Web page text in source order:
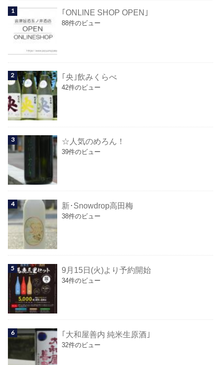
｢ONLINE SHOP OPEN｣
88件のビュー
｢央｣飲みくらべ
42件のビュー
☆人気のめろん！
39件のビュー
新･Snowdrop高田梅
38件のビュー
9月15日(火)より予約開始
34件のビュー
｢大和屋善内 純米生原酒｣
32件のビュー